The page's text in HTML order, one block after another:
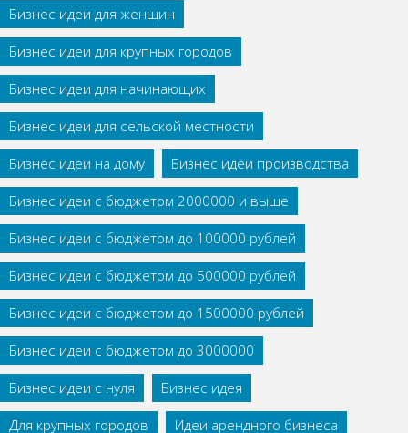
Бизнес идеи для женщин
Бизнес идеи для крупных городов
Бизнес идеи для начинающих
Бизнес идеи для сельской местности
Бизнес идеи на дому
Бизнес идеи производства
Бизнес идеи с бюджетом 2000000 и выше
Бизнес идеи с бюджетом до 100000 рублей
Бизнес идеи с бюджетом до 500000 рублей
Бизнес идеи с бюджетом до 1500000 рублей
Бизнес идеи с бюджетом до 3000000
Бизнес идеи с нуля
Бизнес идея
Для крупных городов
Идеи арендного бизнеса